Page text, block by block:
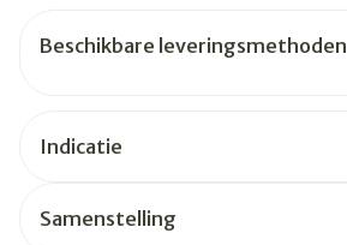
Beschikbare leveringsmethoden
Indicatie
Samenstelling